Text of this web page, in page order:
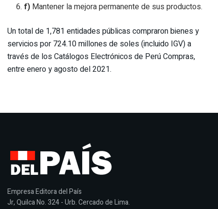
f) Mantener la mejora permanente de sus productos.
Un total de 1,781 entidades públicas compraron bienes y
servicios por 724.10 millones de soles (incluido IGV) a
través de los Catálogos Electrónicos de Perú Compras,
entre enero y agosto del 2021.
Empresa Editora del País
Jr, Quilca No. 324 - Urb. Cercado de Lima.